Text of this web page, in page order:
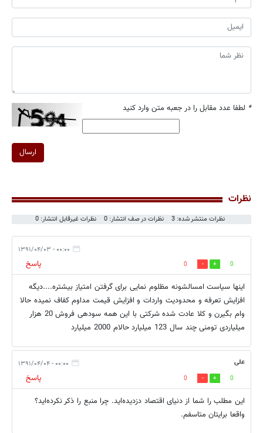
* لطفا عدد مقابل را در جعبه متن وارد کنید
ارسال
نظرات
نظرات منتشر شده: 3 نظرات در صف انتشار: 0 نظرات غیرقابل انتشار: 0
۰۰:۰۰ - ۱۳۹۱/۰۴/۰۳
0
0
پاسخ
اینها سیاست امسالشونه مظلوم نمایی برای گرفتن امتیاز بیشتره....دیگه
افزایش تعرفه و محدودیت واردات و افزایش قیمت مداوم کفاف نمیده حالا
وام بگیرن و کلا عادت شده شرکتی با این همه سودهی فروش 20 هزار
میلیاردی تومنی چند سال 123 میلیارد حالام 2000 میلیارد
علی ۰۰:۰۰ - ۱۳۹۱/۰۴/۰۴
0
0
پاسخ
این مطلب را شما از دنیای اقتصاد دزدیده‌اید. چرا منبع را ذکر نکرده‌اید؟
واقعا برایتان متاسفم.